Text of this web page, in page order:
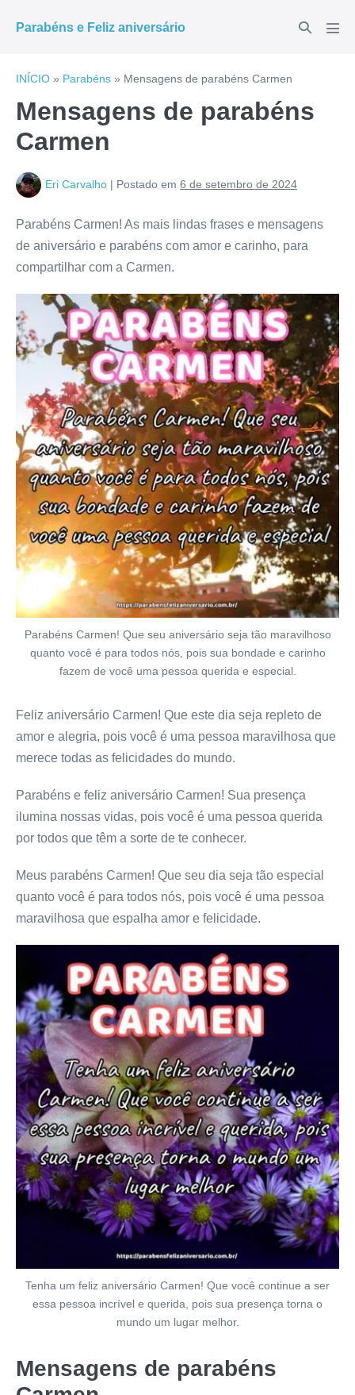
para
conteúdo
Parabéns e Feliz aniversário
Alternar
INÍCIO » Parabéns » Mensagens de parabéns Carmen
Mensagens de parabéns
Carmen
Eri Carvalho | Postado em 6 de setembro de 2024
Parabéns Carmen! As mais lindas frases e mensagens
de aniversário e parabéns com amor e carinho, para
compartilhar com a Carmen.
Parabéns Carmen! Que seu aniversário seja tão maravilhoso
quanto você é para todos nós, pois sua bondade e carinho
fazem de você uma pessoa querida e especial.
Feliz aniversário Carmen! Que este dia seja repleto de
amor e alegria, pois você é uma pessoa maravilhosa que
merece todas as felicidades do mundo.
Parabéns e feliz aniversário Carmen! Sua presença
ilumina nossas vidas, pois você é uma pessoa querida
por todos que têm a sorte de te conhecer.
Meus parabéns Carmen! Que seu dia seja tão especial
quanto você é para todos nós, pois você é uma pessoa
maravilhosa que espalha amor e felicidade.
Tenha um feliz aniversário Carmen! Que você continue a ser
essa pessoa incrível e querida, pois sua presença torna o
mundo um lugar melhor.
Mensagens de parabéns